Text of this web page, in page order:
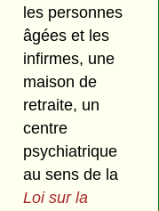
les personnes
âgées et les
infirmes, une
maison de
retraite, un
centre
psychiatrique
au sens de la
Loi sur la